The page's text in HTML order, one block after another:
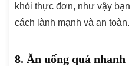
khỏi thực đơn, như vậy
cách lành mạnh và an toàn.
8. Ăn uống quá nhanh